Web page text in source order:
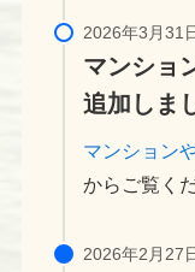
マンショ
追加しま
マンション
からご覧く